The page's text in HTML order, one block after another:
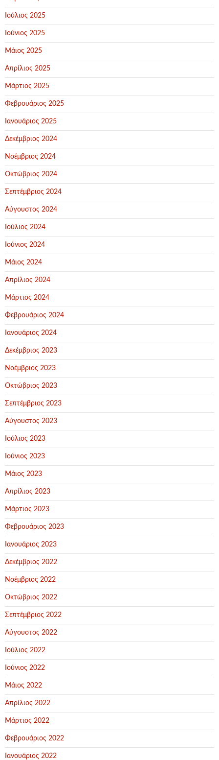
Ιούλιος 2025
Ιούνιος 2025
Μάιος 2025
Απρίλιος 2025
Μάρτιος 2025
Φεβρουάριος 2025
Ιανουάριος 2025
Δεκέμβριος 2024
Νοέμβριος 2024
Οκτώβριος 2024
Σεπτέμβριος 2024
Αύγουστος 2024
Ιούλιος 2024
Ιούνιος 2024
Μάιος 2024
Απρίλιος 2024
Μάρτιος 2024
Φεβρουάριος 2024
Ιανουάριος 2024
Δεκέμβριος 2023
Νοέμβριος 2023
Οκτώβριος 2023
Σεπτέμβριος 2023
Αύγουστος 2023
Ιούλιος 2023
Ιούνιος 2023
Μάιος 2023
Απρίλιος 2023
Μάρτιος 2023
Φεβρουάριος 2023
Ιανουάριος 2023
Δεκέμβριος 2022
Νοέμβριος 2022
Οκτώβριος 2022
Σεπτέμβριος 2022
Αύγουστος 2022
Ιούλιος 2022
Ιούνιος 2022
Μάιος 2022
Απρίλιος 2022
Μάρτιος 2022
Φεβρουάριος 2022
Ιανουάριος 2022